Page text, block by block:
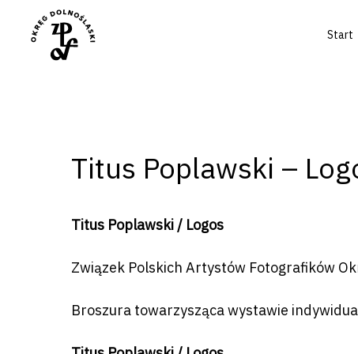
Naciśnij enter by wyszukać lub ESC
Start
Titus Poplawski –
Titus Poplawski / Logos
Związek Polskich Artystów Fotografików
Broszura towarzysząca wystawie